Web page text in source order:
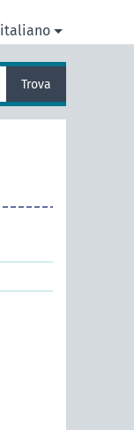
italiano
Trova